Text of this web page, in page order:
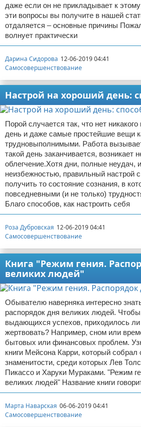
даже если он не прикладывает к
эти вопросы вы получите в нашей
отдаляется – основные причины
волнует практически
Дарина Сидорова 12-06-2019 04:41
Самосовершенствование
Настрой на хороший день:
Порой случается так, что нет
день и даже самые простейшие вещи
трудновыполнимыми. Работа
такой день заканчивается, возникает
облегчение.Хотя дни, полные неудач,
неизбежностью, правильный настрой
получить то состояние сознания, в
повседневными (и не только)
Благо способов, как настроить себя
Роза Дубровская 12-06-2019 04:41
Самосовершенствование
Книга "Режим гения.
великих людей"
Обывателю наверняка интересно
распорядок дня великих людей.
выдающихся успехов, приходилось
жертвовать? Например, сном или
бытовых или финансовых проблем.
книги Мейсона Карри, который собрал
знаменитости, среди которых Лев
Пикассо и Харуки Мураками. "Режим
великих людей" Название книги
Марта Наварская 06-06-2019 04:41
Самосовершенствование